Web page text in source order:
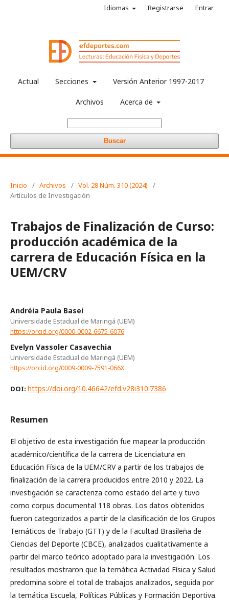
Actual Secciones Versión Anterior 1997-2017
Archivos Acerca de
Buscar
Idiomas Registrarse Entrar
Inicio / Archivos / Vol. 28 Núm. 310 (2024)
/
Artículos de Investigación
Trabajos de Finalización de Curso:
producción académica de la
carrera de Educación Física en la
UEM/CRV
Andréia Paula Basei
Universidade Estadual de Maringá (UEM)
https://orcid.org/0000-0002-6675-6076
Evelyn Vassoler Casavechia
Universidade Estadual de Maringá (UEM)
https://orcid.org/0009-0009-7591-066X
DOI: https://doi.org/10.46642/efd.v28i310.7386
Resumen
El objetivo de esta investigación fue mapear la producción
académico/científica de la carrera de Licenciatura en
Educación Física de la UEM/CRV a partir de los trabajos de
finalización de la carrera producidos entre 2010 y 2022. La
investigación se caracteriza como estado del arte y tuvo
como corpus documental 118 obras. Los datos obtenidos
fueron categorizados a partir de la clasificación de los Grupos
Temáticos de Trabajo (GTT) y de la Facultad Brasileña de
Ciencias del Deporte (CBCE), analizados cualitativamente a
partir del marco teórico adoptado para la investigación. Los
resultados mostraron que la temática Actividad Física y Salud
predomina sobre el total de trabajos analizados, seguida por
la temática Escuela, Políticas Públicas y Formación Deportiva.